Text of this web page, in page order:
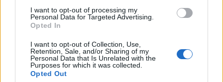
I want to opt-out of processing my
Personal Data for Targeted Advertising.
Opted In
I want to opt-out of Collection, Use,
Retention, Sale, and/or Sharing of my
Personal Data that Is Unrelated with the
Purposes for which it was collected.
Opted Out